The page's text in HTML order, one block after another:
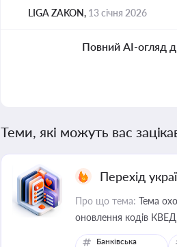
LIGA ZAKON, 13 січня 2026
Повний AI-огляд
Теми, які можуть вас
Перехід
Про що тема: Тема
оновлення кодів КВЕД
Банківська